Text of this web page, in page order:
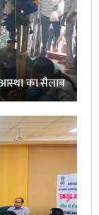
का सैलाब